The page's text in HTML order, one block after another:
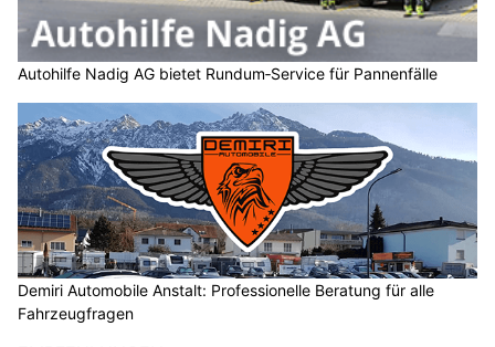
Autohilfe Nadig AG bietet Rundum‑Service für Pannenfälle
Demiri Automobile Anstalt: Professionelle Beratung für alle
Fahrzeugfragen